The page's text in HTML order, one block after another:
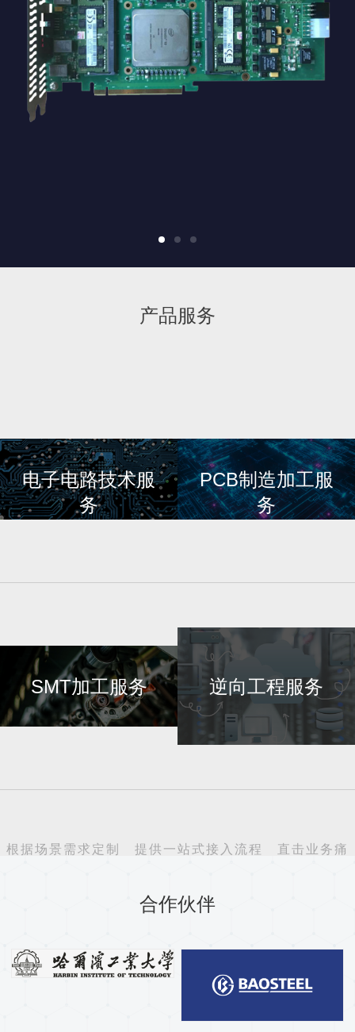
产品服务
电子电路技术服
务
程师四名,八年以上行业经验工程
师三名，五年以上行业经验工程
师若干，拥有丰富的项目经验，
专注于高速高密线路板DFM评估
与分析服务。
PCB制造加工服
务
术研究所为战略合作伙伴，为客
户提供快速、优质的高性价比
PCB印制线路板。
SMT加工服务
务、SMT加工包括样品SMT加
逆向工程服务
作、反推原理图、PCBA生产、
业为国内外客户提供电子产品完
整解决方案
根据场景需求定制 提供一站式接入流程 直击业务痛
合作伙伴